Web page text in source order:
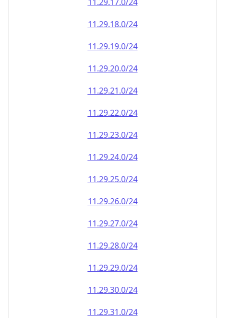
11.29.18.0/24
11.29.19.0/24
11.29.20.0/24
11.29.21.0/24
11.29.22.0/24
11.29.23.0/24
11.29.24.0/24
11.29.25.0/24
11.29.26.0/24
11.29.27.0/24
11.29.28.0/24
11.29.29.0/24
11.29.30.0/24
11.29.31.0/24